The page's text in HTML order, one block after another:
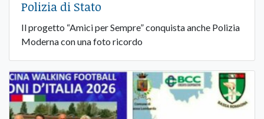
Polizia di Stato
Il progetto “Amici per Sempre” conquista anche Polizia
Moderna con una foto ricordo